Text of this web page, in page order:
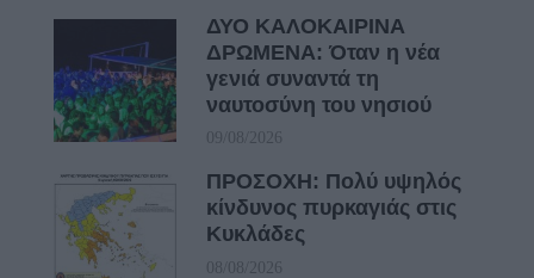
ΔΥΟ ΚΑΛΟΚΑΙΡΙΝΑ
ΔΡΩΜΕΝΑ: Όταν η νέα
γενιά συναντά τη
ναυτοσύνη του νησιού
09/08/2026
ΠΡΟΣΟΧΗ: Πολύ υψηλός
κίνδυνος πυρκαγιάς στις
Κυκλάδες
08/08/2026